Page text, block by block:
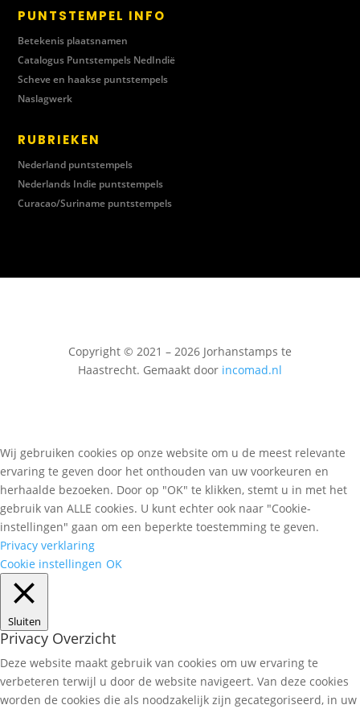
PUNTSTEMPEL INFO
Betekenis plaatsnamen
Catalogus Puntstempels NedIndië
Scheve en haakse puntstempels
Naslagwerk
RUBRIEKEN
Nederland puntstempels
Nederlands Indie puntstempels
Curacao/Suriname puntstempels
Copyright © 2021 – 2026 Jorhanstamps te
Haastrecht. Gemaakt door incomad.nl
Wij gebruiken cookies op onze website om u de meest relevante
ervaring te geven door het onthouden van uw voorkeuren en
herhaalde bezoeken. Door op "OK" te klikken, stemt u in met het
gebruik van ALLE cookies. U kunt echter ook naar "Cookie-
instellingen" gaan om een beperkte toestemming te geven.
Privacy verklaring
Cookie instellingen OK
Sluiten
Privacy Overzicht
Deze website maakt gebruik van cookies om uw ervaring te
verbeteren terwijl u door de website navigeert. Van deze cookies
worden de cookies die als noodzakelijk zijn gecategoriseerd, in uw